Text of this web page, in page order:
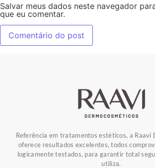
Salvar meus dados neste navegador
que eu comentar.
Referência em tratamentos estéticos, a Raavi
oferece resultados excelentes, todos
logicamente testados, para garantir total
utiliza.